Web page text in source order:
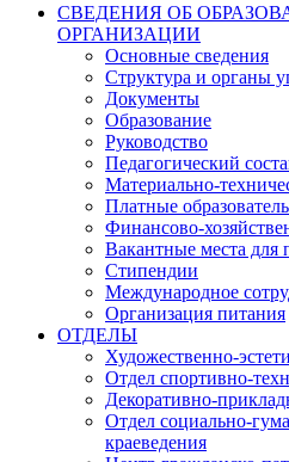
СВЕДЕНИЯ ОБ
ОРГАНИЗАЦИИ
Основные сведения
Структура и органы
Документы
Образование
Руководство
Педагогический
Материально-
Платные
Финансово-
Вакантные места для
Стипендии
Международное
Организация питания
ОТДЕЛЫ
Художественно-
Отдел спортивно-
Декоративно-
Отдел социально-
краеведения